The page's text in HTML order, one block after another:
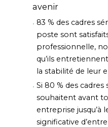
avenir
83 % des cadres
poste sont
professionnelle,
qu’ils
la stabilité de leur
Si 80 % des
souhaitent avant
entreprise jusqu’à
significative